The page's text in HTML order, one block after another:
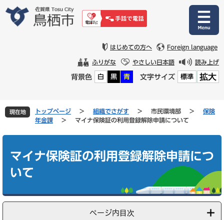
文
はじめての方へ Foreign language
ふりがな やさしい日本語 読み上げ
背景色 白 黒 青 文字サイズ 標準 拡大
現在地 トップページ > 組織でさがす > 市民環境部 >
保険
年金課
> マイナ保険証の利用登録解除申請について
マイナ保険証の利用登録解除申請につ
いて
ページ内目次